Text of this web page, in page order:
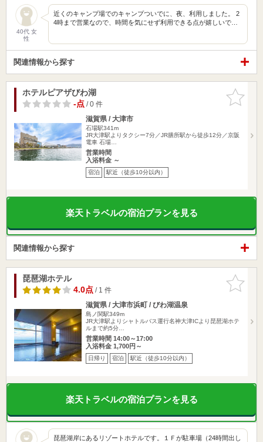
40代 女
性
近くのキャンプ場でのキャンプついでに、夜、利用しました。 2
4時まで営業なので、時間を気にせず利用できる点が嬉しいで…
関連情報から探す
お気に入
りに追加
ホテルピアザびわ湖
-点/ 0 件
滋賀県 / 大津市
石場駅341m
JR大津駅よりタクシー7分／JR膳所駅から徒歩12分／京阪
電車 石場…
営業時間
入浴料金 ～
宿泊 駅近（徒歩10分以内）
楽天トラベルの宿泊プランを見る
関連情報から探す
お気に入
りに追加
琵琶湖ホテル
4.0点/ 1 件
滋賀県 / 大津市浜町 / びわ湖温泉
島ノ関駅349m
JR大津駅よりシャトルバス運行名神大津ICより琵琶湖ホテ
ルまで約5分…
営業時間 14:00～17:00
入浴料金 1,700円～
日帰り 宿泊 駅近（徒歩10分以内）
楽天トラベルの宿泊プランを見る
琵琶湖岸にあるリゾートホテルです。１Ｆが駐車場（24時間出し